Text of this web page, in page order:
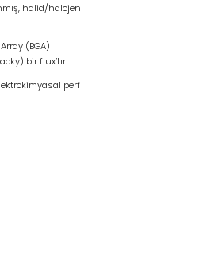
halid/halojen
(BGA)
bir flux’tır.
perf